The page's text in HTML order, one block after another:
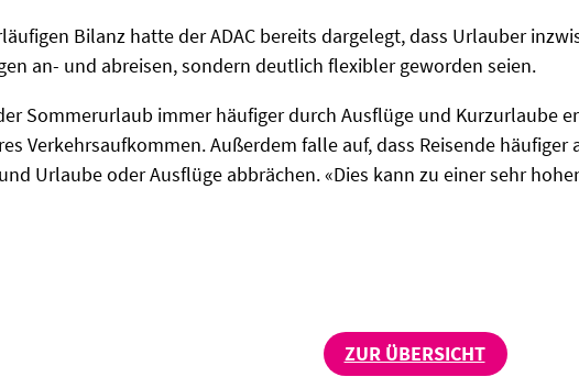
Bilanz hatte der ADAC bereits dargelegt, dass Urlauber
an- und abreisen, sondern deutlich flexibler geworden seien.
Sommerurlaub immer häufiger durch Ausflüge und Kurzurlaube
Verkehrsaufkommen. Außerdem falle auf, dass Reisende
Urlaube oder Ausflüge abbrächen. «Dies kann zu einer sehr
ZUR ÜBERSICHT